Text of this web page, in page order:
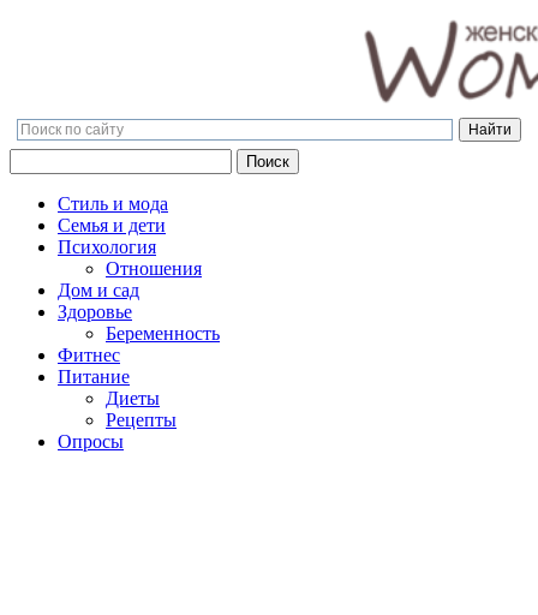
Поиск
Стиль и мода
Семья и дети
Психология
Отношения
Дом и сад
Здоровье
Беременность
Фитнес
Питание
Диеты
Рецепты
Опросы